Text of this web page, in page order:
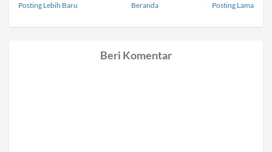
Posting Lebih Baru Posting Lama
Beranda
Beri Komentar